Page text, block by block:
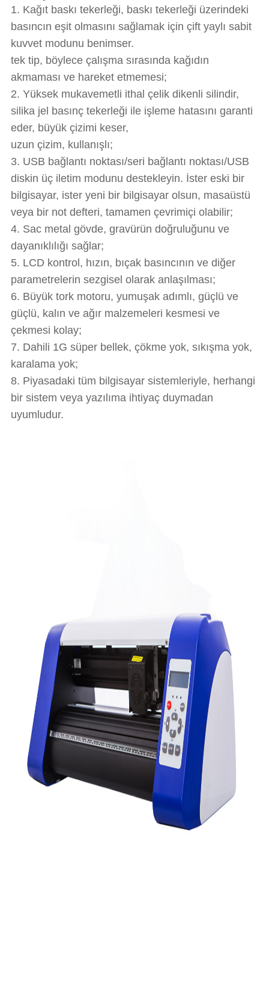
1. Kağıt baskı tekerleği, baskı tekerleği üzerindeki
basıncın eşit olmasını sağlamak için çift yaylı sabit
kuvvet modunu benimser.
tek tip, böylece çalışma sırasında kağıdın
akmaması ve hareket etmemesi;
2. Yüksek mukavemetli ithal çelik dikenli silindir,
silika jel basınç tekerleği ile işleme hatasını garanti
eder, büyük çizimi keser,
uzun çizim, kullanışlı;
3. USB bağlantı noktası/seri bağlantı noktası/USB
diskin üç iletim modunu destekleyin. İster eski bir
bilgisayar, ister yeni bir bilgisayar olsun, masaüstü
veya bir not defteri, tamamen çevrimiçi olabilir;
4. Sac metal gövde, gravürün doğruluğunu ve
dayanıklılığı sağlar;
5. LCD kontrol, hızın, bıçak basıncının ve diğer
parametrelerin sezgisel olarak anlaşılması;
6. Büyük tork motoru, yumuşak adımlı, güçlü ve
güçlü, kalın ve ağır malzemeleri kesmesi ve
çekmesi kolay;
7. Dahili 1G süper bellek, çökme yok, sıkışma yok,
karalama yok;
8. Piyasadaki tüm bilgisayar sistemleriyle, herhangi
bir sistem veya yazılıma ihtiyaç duymadan
uyumludur.